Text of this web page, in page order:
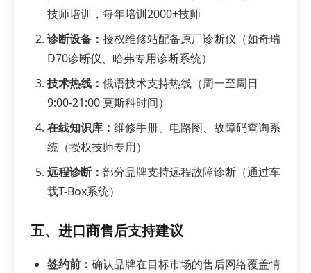
技师培训，每年培训2000+技师
诊断设备： 授权维修站配备原厂诊断仪（如奇瑞
D70诊断仪、哈弗专用诊断系统）
技术热线： 俄语技术支持热线（周一至周日
9:00-21:00 莫斯科时间）
在线知识库： 维修手册、电路图、故障码查询系
统（授权技师专用）
远程诊断： 部分品牌支持远程故障诊断（通过车
载T-Box系统）
五、进口商售后支持建议
签约前： 确认品牌在目标市场的售后网络覆盖情